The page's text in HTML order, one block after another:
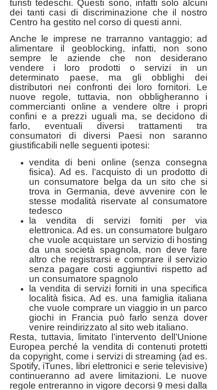
turisti tedeschi. Questi sono, infatti solo alcuni
dei tanti casi di discriminazione che il nostro
Centro ha gestito nel corso di questi anni.
Anche le imprese ne trarranno vantaggio; ad
alimentare il geoblocking, infatti, non sono
sempre le aziende che non desiderano
vendere i loro prodotti o servizi in un
determinato paese, ma gli obblighi dei
distributori nei confronti dei loro fornitori. Le
nuove regole, tuttavia, non obbligheranno i
commercianti online a vendere oltre i propri
confini e a prezzi uguali ma, se decidono di
farlo, eventuali diversi trattamenti tra
consumatori di diversi Paesi non saranno
giustificabili nelle seguenti ipotesi:
vendita di beni online (senza consegna
fisica). Ad es. l’acquisto di un prodotto di
un consumatore belga da un sito che si
trova in Germania, deve avvenire con le
stesse modalità riservate al consumatore
tedesco
la vendita di servizi forniti per via
elettronica. Ad es. un consumatore bulgaro
che vuole acquistare un servizio di hosting
da una società spagnola, non deve fare
altro che registrarsi e comprare il servizio
senza pagare costi aggiuntivi rispetto ad
un consumatore spagnolo
la vendita di servizi forniti in una specifica
località fisica. Ad es. una famiglia italiana
che vuole comprare un viaggio in un parco
giochi in Francia può farlo senza dover
venire reindirizzato al sito web italiano.
Resta, tuttavia, limitato l’intervento dell’Unione
Europea perché la vendita di contenuti protetti
da copyright, come i servizi di streaming (ad es.
Spotify, iTunes, libri elettronici e serie televisive)
continueranno ad avere limitazioni. Le nuove
regole entreranno in vigore decorsi 9 mesi dalla